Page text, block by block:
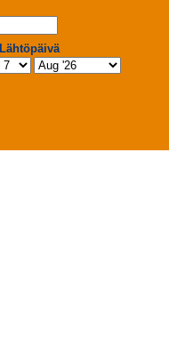
Lähtöpäivä